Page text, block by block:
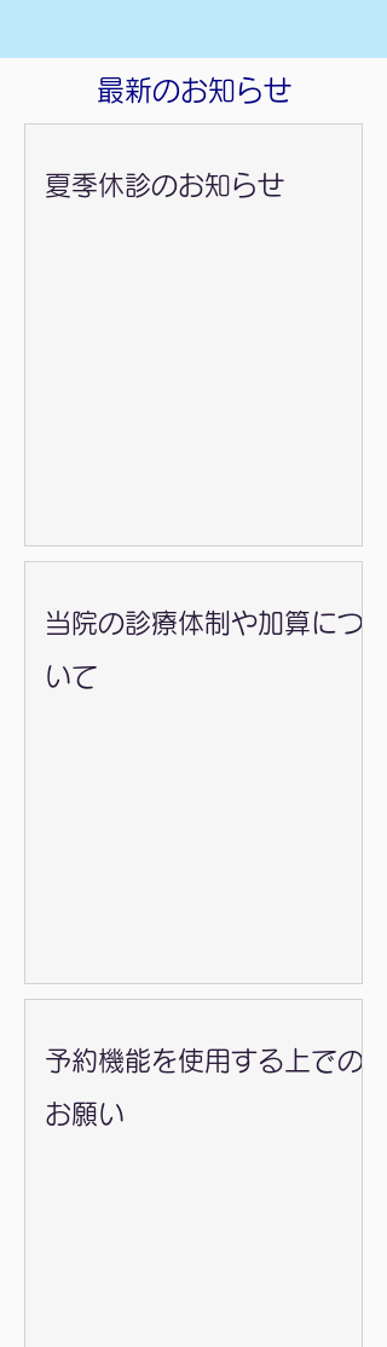
最新のお知らせ
夏季休診のお知らせ
当院の診療体制や加算につ
いて
予約機能を使用する上での
お願い